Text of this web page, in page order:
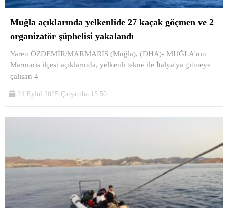
Muğla açıklarında yelkenlide 27 kaçak göçmen ve 2
organizatör şüphelisi yakalandı
Yaren ÖZDEMİR/MARMARİS (Muğla), (DHA)- MUĞLA'nın
Marmaris ilçesi açıklarında, yelkenli tekne ile İtalya'ya gitmeye
çalışan 4
24 Eylül 2025 Çarşamba 15:50